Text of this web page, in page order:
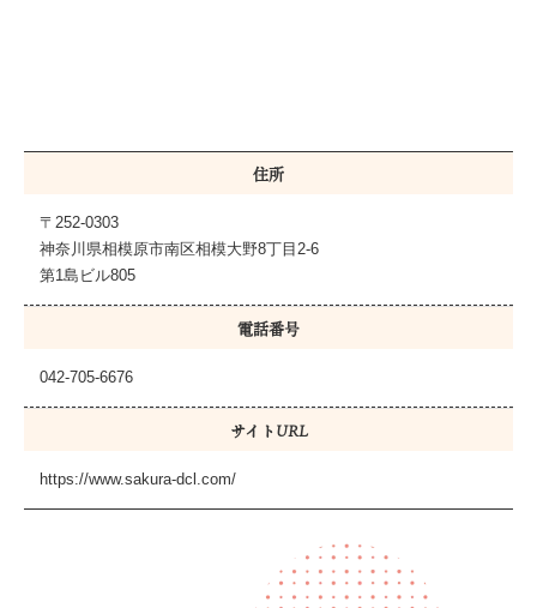
住所
〒252-0303
神奈川県相模原市南区相模大野8丁目2-6
第1島ビル805
電話番号
042-705-6676
サイトURL
https://www.sakura-dcl.com/